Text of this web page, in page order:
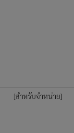
[สำหรับจำหน่าย]